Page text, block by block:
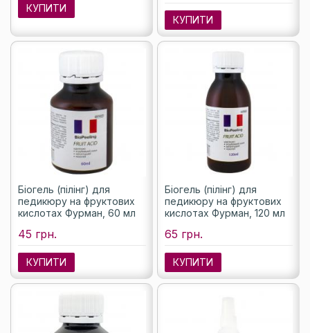
КУПИТИ
КУПИТИ
Біогель (пілінг) для
педикюру на фруктових
кислотах Фурман, 60 мл
45 грн.
КУПИТИ
Біогель (пілінг) для
педикюру на фруктових
кислотах Фурман, 120 мл
65 грн.
КУПИТИ